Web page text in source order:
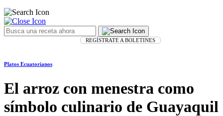
REGÍSTRATE A BOLETINES
Platos Ecuatorianos
El arroz con menestra como
símbolo culinario de Guayaquil